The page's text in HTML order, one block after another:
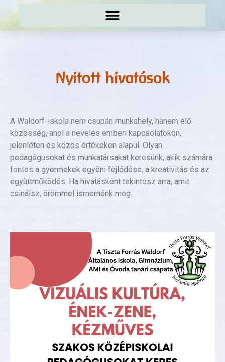
Nyitott hivatások
A Waldorf-iskola nem csupán munkahely, hanem élő
közösség, ahol a nevelés emberi kapcsolatokon,
jelenléten és közös értékeken alapul. Olyan
pedagógusokat és munkatársakat keresünk, akik számára
fontos a gyermekek egyéni fejlődése, a kreativitás és az
együttműködés. Ha hivatásként tekintesz arra, amit
csinálsz, örömmel ismernénk meg.